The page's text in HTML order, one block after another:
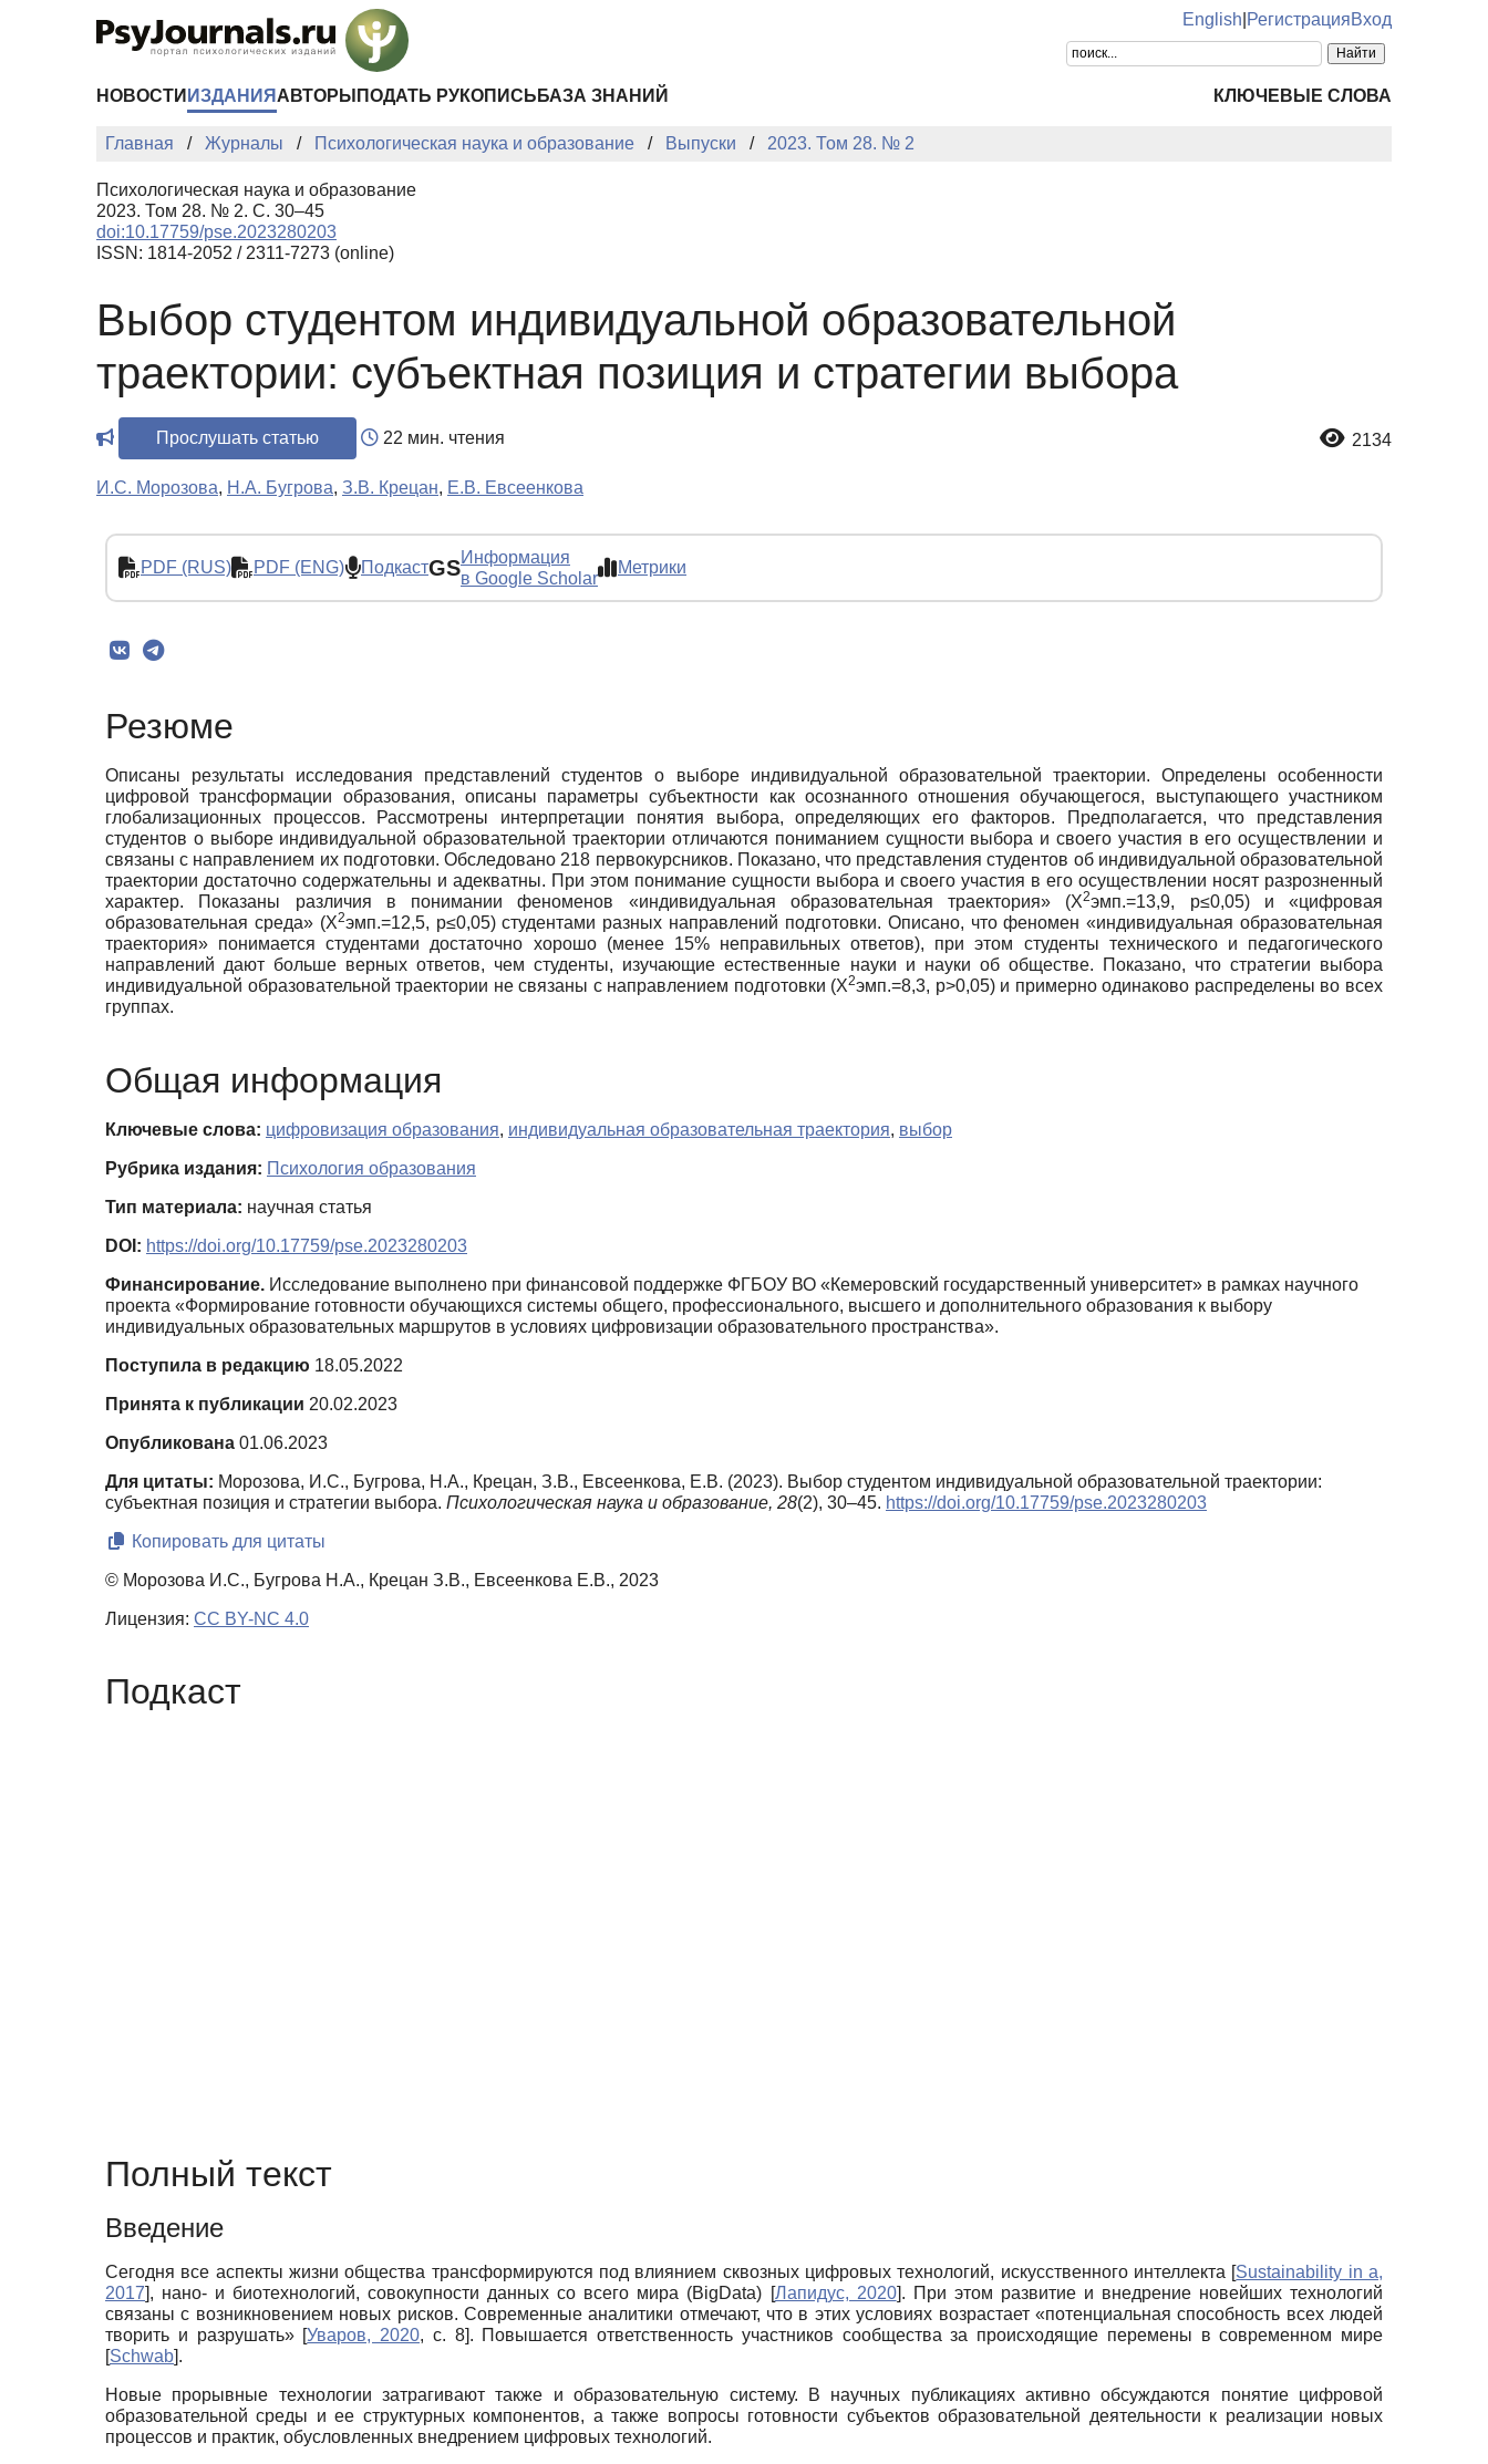
English РегистрацияВход
НОВОСТИ ИЗДАНИЯ АВТОРЫ ПОДАТЬ РУКОПИСЬ БАЗА ЗНАНИЙ КЛЮЧЕВЫЕ СЛОВА
Главная Журналы Психологическая наука и образование Выпуски 2023. Том 28. № 2
Психологическая наука и образование
2023. Том 28. № 2. С. 30–45
doi:10.17759/pse.2023280203
ISSN: 1814-2052 / 2311-7273 (online)
Выбор студентом индивидуальной образовательной
траектории: субъектная позиция и стратегии выбора
Прослушать статью 22 мин. чтения 2134
И.С. Морозова, Н.А. Бугрова, З.В. Крецан, Е.В. Евсеенкова
PDF (RUS) PDF (ENG) ПодкастGSИнформация
в Google Scholar
Метрики
Резюме
Описаны результаты исследования представлений студентов о выборе индивидуальной образовательной траектории. Определены особенности
цифровой трансформации образования, описаны параметры субъектности как осознанного отношения обучающегося, выступающего участником
глобализационных процессов. Рассмотрены интерпретации понятия выбора, определяющих его факторов. Предполагается, что представления
студентов о выборе индивидуальной образовательной траектории отличаются пониманием сущности выбора и своего участия в его осуществлении и
связаны с направлением их подготовки. Обследовано 218 первокурсников. Показано, что представления студентов об индивидуальной образовательной
траектории достаточно содержательны и адекватны. При этом понимание сущности выбора и своего участия в его осуществлении носят разрозненный
характер. Показаны различия в понимании феноменов «индивидуальная образовательная траектория» (Х2эмп.=13,9, p≤0,05) и «цифровая
образовательная среда» (Х2эмп.=12,5, p≤0,05) студентами разных направлений подготовки. Описано, что феномен «индивидуальная образовательная
траектория» понимается студентами достаточно хорошо (менее 15% неправильных ответов), при этом студенты технического и педагогического
направлений дают больше верных ответов, чем студенты, изучающие естественные науки и науки об обществе. Показано, что стратегии выбора
индивидуальной образовательной траектории не связаны с направлением подготовки (Х2эмп.=8,3, p>0,05) и примерно одинаково распределены во всех
группах.
Общая информация
Ключевые слова: цифровизация образования, индивидуальная образовательная траектория, выбор
Рубрика издания: Психология образования
Тип материала: научная статья
DOI: https://doi.org/10.17759/pse.2023280203
Финансирование. Исследование выполнено при финансовой поддержке ФГБОУ ВО «Кемеровский государственный университет» в рамках научного
проекта «Формирование готовности обучающихся системы общего, профессионального, высшего и дополнительного образования к выбору
индивидуальных образовательных маршрутов в условиях цифровизации образовательного пространства».
Поступила в редакцию 18.05.2022
Принята к публикации 20.02.2023
Опубликована 01.06.2023
Для цитаты: Морозова, И.С., Бугрова, Н.А., Крецан, З.В., Евсеенкова, Е.В. (2023). Выбор студентом индивидуальной образовательной траектории:
субъектная позиция и стратегии выбора. Психологическая наука и образование, 28(2), 30–45. https://doi.org/10.17759/pse.2023280203
Копировать для цитаты
© Морозова И.С., Бугрова Н.А., Крецан З.В., Евсеенкова Е.В., 2023
Лицензия: CC BY-NC 4.0
Подкаст
Полный текст
Введение
Сегодня все аспекты жизни общества трансформируются под влиянием сквозных цифровых технологий, искусственного интеллекта [Sustainability in a,
2017], нано- и биотехнологий, совокупности данных со всего мира (BigData) [Лапидус, 2020]. При этом развитие и внедрение новейших технологий
связаны с возникновением новых рисков. Современные аналитики отмечают, что в этих условиях возрастает «потенциальная способность всех людей
творить и разрушать» [Уваров, 2020, с. 8]. Повышается ответственность участников сообщества за происходящие перемены в современном мире
[Schwab].
Новые прорывные технологии затрагивают также и образовательную систему. В научных публикациях активно обсуждаются понятие цифровой
образовательной среды и ее структурных компонентов, а также вопросы готовности субъектов образовательной деятельности к реализации новых
процессов и практик, обусловленных внедрением цифровых технологий.